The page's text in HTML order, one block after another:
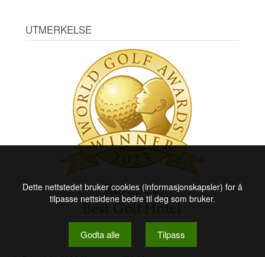
UTMERKELSE
Dette nettstedet bruker cookies (informasjonskapsler) for å
tilpasse nettsidene bedre til deg som bruker.
Godta alle Tilpass